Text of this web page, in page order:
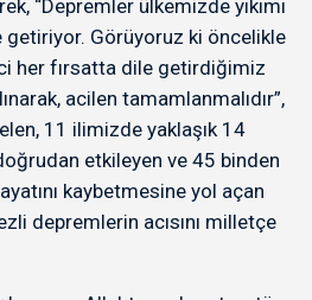
“Depremler ülkemizde yıkımı
getiriyor. Görüyoruz ki öncelikle
her fırsatta dile getirdiğimiz
acilen tamamlanmalıdır”,
11 ilimizde yaklaşık 14
etkileyen ve 45 binden
kaybetmesine yol açan
depremlerin acısını milletçe